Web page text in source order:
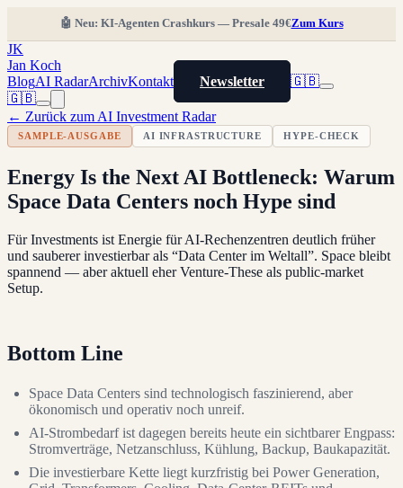
🤖 Neu: KI-Agenten Crashkurs — Presale 49€Zum Kurs
JK
Jan Koch
BlogAI RadarArchivKontakt Newsletter
🇬🇧
🇬🇧
← Zurück zum AI Investment Radar
SAMPLE-AUSGABE AI INFRASTRUCTURE HYPE-CHECK
Energy Is the Next AI Bottleneck: Warum
Space Data Centers noch Hype sind
Für Investments ist Energie für AI-Rechenzentren deutlich früher
und sauberer investierbar als “Data Center im Weltall”. Space bleibt
spannend — aber aktuell eher Venture-These als public-market
Setup.
Bottom Line
Space Data Centers sind technologisch faszinierend, aber
ökonomisch und operativ noch unreif.
AI-Strombedarf ist dagegen bereits heute ein sichtbarer Engpass:
Stromverträge, Netzanschluss, Kühlung, Backup, Baukapazität.
Die investierbare Kette liegt kurzfristig bei Power Generation,